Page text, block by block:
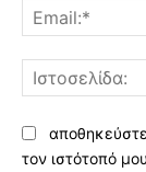
τον ιστότοπό